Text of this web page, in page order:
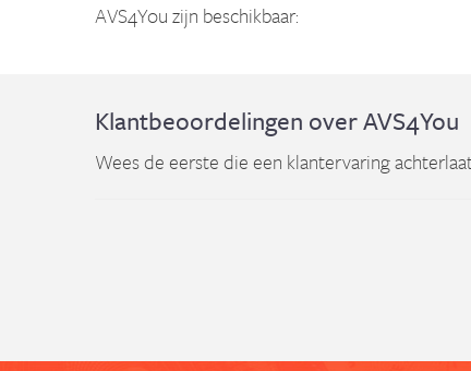
AVS4You zijn beschikbaar:
Klantbeoordelingen over AVS4You
Wees de eerste die een klantervaring